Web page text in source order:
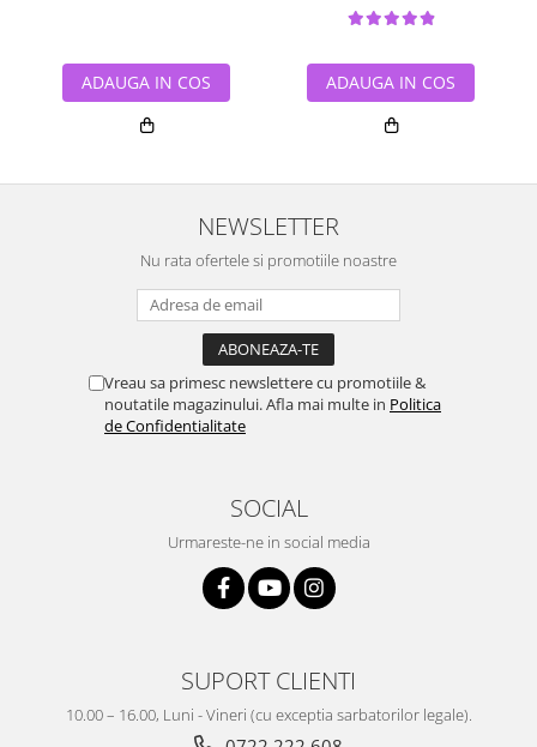
ADAUGA IN COS ADAUGA IN COS
NEWSLETTER
Nu rata ofertele si promotiile noastre
Vreau sa primesc newslettere cu promotiile &
noutatile magazinului. Afla mai multe in Politica
de Confidentialitate
SOCIAL
Urmareste-ne in social media
SUPORT CLIENTI
10.00 – 16.00, Luni - Vineri (cu exceptia sarbatorilor legale).